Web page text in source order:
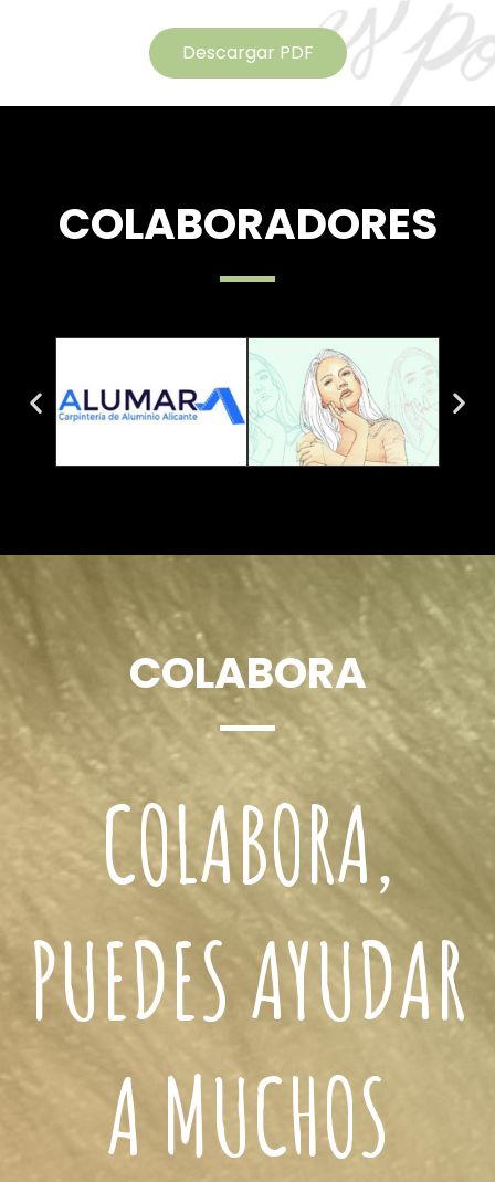
Descargar PDF
COLABORADORES
COLABORA
COLABORA,
PUEDES AYUDAR
A MUCHOS